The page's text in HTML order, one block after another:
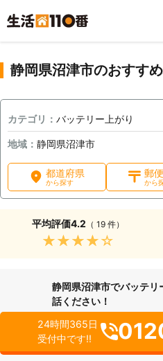
静岡県沼津市のおすす
カテゴリ： バッテリー上がり
地域： 静岡県沼津市
都道府県
から探す
郵
から
平均評価4.2 （ 19 件）
★★★★★
静岡県沼津市でバッテ
話ください！
24時間365日
受付中です!!